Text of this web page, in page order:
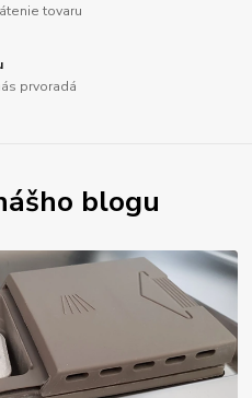
tovaru
prvoradá
blogu